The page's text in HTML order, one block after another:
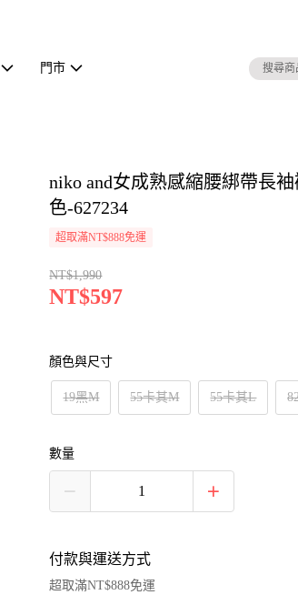
門市
niko and女成熟感縮腰綁帶長
色-627234
超取滿NT$888免運
NT$1,990
NT$597
顏色與尺寸
19黑M 55卡其M 55卡其L
數量
付款與運送方式
超取滿NT$888免運